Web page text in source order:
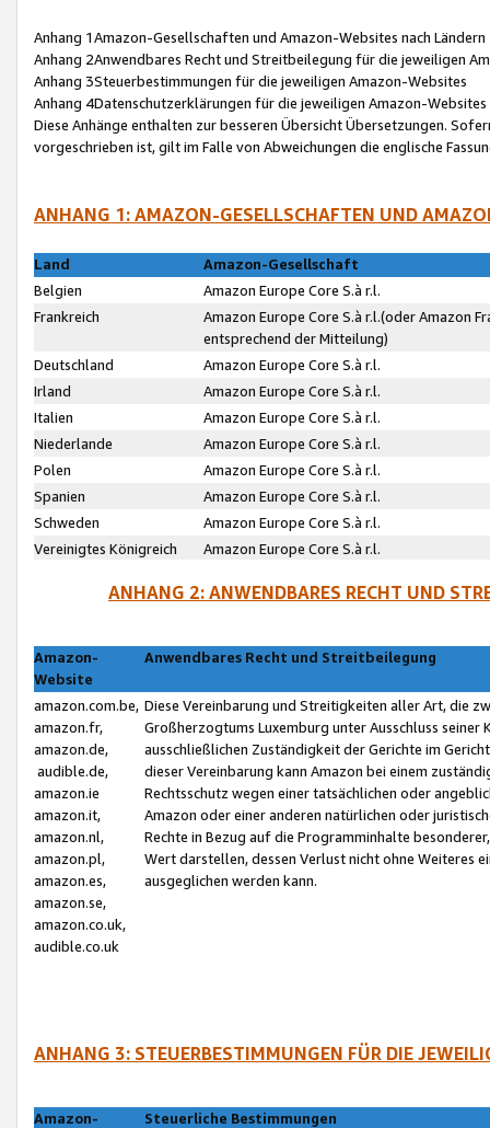
Anhang 1Amazon-Gesellschaften und Amazon-Websites nach Ländern
Anhang 2Anwendbares Recht und Streitbeilegung für die jeweiligen
Anhang 3Steuerbestimmungen für die jeweiligen Amazon-Websites
Anhang 4Datenschutzerklärungen für die jeweiligen Amazon-Websites
Diese Anhänge enthalten zur besseren Übersicht Übersetzungen.
vorgeschrieben ist, gilt im Falle von Abweichungen die englische
ANHANG 1: AMAZON-GESELLSCHAFTEN UND
Land
Amazon-Gesellschaft
Belgien
Amazon Europe Core S.à r.l.
Frankreich
Amazon Europe Core S.à r.l.(oder Amazon
entsprechend der Mitteilung)
Deutschland
Amazon Europe Core S.à r.l.
Irland
Amazon Europe Core S.à r.l.
Italien
Amazon Europe Core S.à r.l.
Niederlande
Amazon Europe Core S.à r.l.
Polen
Amazon Europe Core S.à r.l.
Spanien
Amazon Europe Core S.à r.l.
Schweden
Amazon Europe Core S.à r.l.
Vereinigtes Königreich
Amazon Europe Core S.à r.l.
ANHANG 2: ANWENDBARES RECHT UND
Amazon-
Website
Anwendbares Recht und Streitbeilegung
amazon.com.be,
amazon.fr,
amazon.de,
audible.de,
amazon.ie
amazon.it,
amazon.nl,
amazon.pl,
amazon.es,
amazon.se,
amazon.co.uk,
audible.co.uk
Diese Vereinbarung und Streitigkeiten aller Art, die
Großherzogtums Luxemburg unter Ausschluss
ausschließlichen Zuständigkeit der Gerichte im
dieser Vereinbarung kann Amazon bei einem
Rechtsschutz wegen einer tatsächlichen oder
Amazon oder einer anderen natürlichen oder
Rechte in Bezug auf die Programminhalte
Wert darstellen, dessen Verlust nicht ohne Weiteres
ausgeglichen werden kann.
ANHANG 3: STEUERBESTIMMUNGEN FÜR DIE
Amazon-
Steuerliche Bestimmungen